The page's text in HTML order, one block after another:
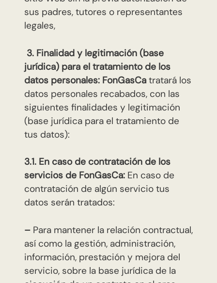
sus padres, tutores o representantes
legales,
3. Finalidad y legitimación (base
jurídica) para el tratamiento de los
datos personales: FonGasCa tratará los
datos personales recabados, con las
siguientes finalidades y legitimación
(base jurídica para el tratamiento de
tus datos):
3.1. En caso de contratación de los
servicios de FonGasCa: En caso de
contratación de algún servicio tus
datos serán tratados:
– Para mantener la relación contractual,
así como la gestión, administración,
información, prestación y mejora del
servicio, sobre la base jurídica de la